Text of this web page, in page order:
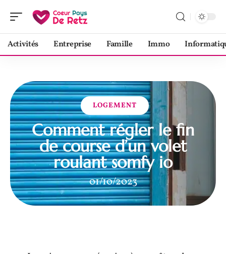
Activités Entreprise Famille Immo
LOGEMENT
Comment régler le fin
de course d’un volet
roulant somfy io
01/10/2023